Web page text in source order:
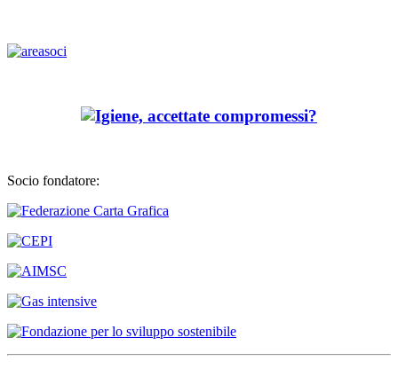
Socio fondatore: